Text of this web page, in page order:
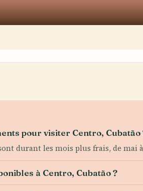
pour visiter Centro, Cubatão
durant les mois plus frais, de mai
à Centro, Cubatão ?